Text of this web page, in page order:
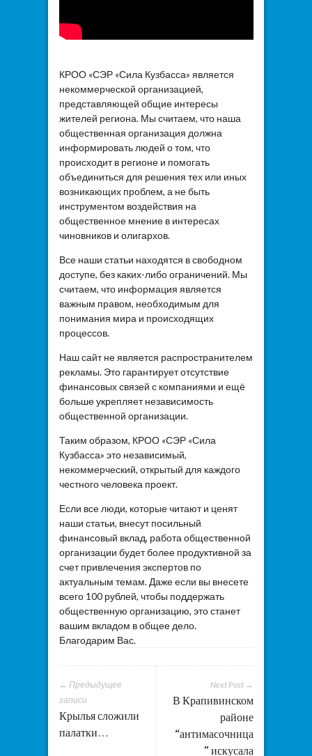
КРОО «СЭР «Сила Кузбасса» является
некоммерческой организацией,
представляющей общие интересы
жителей региона. Мы считаем, что наша
общественная организация должна
информировать людей о том, что
происходит в регионе и помогать
объединиться для решения тех или иных
возникающих проблем, а не быть
инструментом воздействия на
общественное мнение в интересах
чиновников и олигархов.
Все наши статьи находятся в свободном
доступе, без каких-либо ограничений. Мы
считаем, что информация является
важным правом, необходимым для
понимания мира и происходящих
процессов.
Наш сайт не является распространителем
рекламы. Это гарантирует отсутствие
финансовых связей с компаниями и ещё
больше укрепляет независимость
общественной организации.
Таким образом, КРОО «СЭР «Сила
Кузбасса» это независимый,
некоммерческий, открытый для каждого
честного человека проект.
Если все люди, которые читают и ценят
наши статьи, внесут посильный
финансовый вклад, работа общественной
организации будет более продуктивной за
счет привлечения экспертов по
актуальным темам. Даже если вы внесете
всего 100 рублей, чтобы поддержать
общественную организацию, это станет
вашим вкладом в общее дело.
Благодарим Вас.
Next Post →
В Крапивинском
районе
“антимасочница
” искусала
← Предыдущее
записи
Крылья сложили
палатки…